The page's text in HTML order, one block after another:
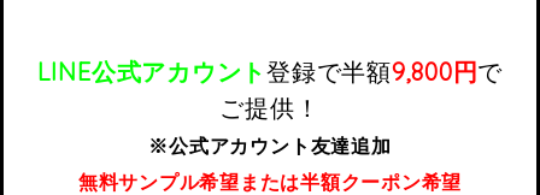
LINE公式アカウント登録で半額9,800円で
ご提供！
※公式アカウント友達追加
無料サンプル希望または半額クーポン希望